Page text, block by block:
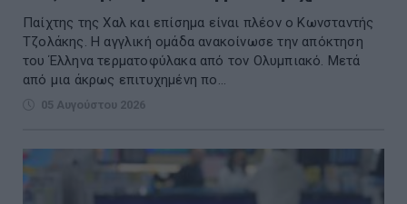
Παίχτης της Χαλ και επίσημα είναι πλέον ο Κωνσταντής
Τζολάκης. Η αγγλική ομάδα ανακοίνωσε την απόκτηση
του Έλληνα τερματοφύλακα από τον Ολυμπιακό. Μετά
από μια άκρως επιτυχημένη πο...
05 Αυγούστου 2026